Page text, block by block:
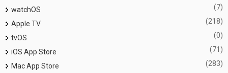
watchOS (7)
Apple TV (218)
tvOS (0)
iOS App Store (71)
Mac App Store (283)